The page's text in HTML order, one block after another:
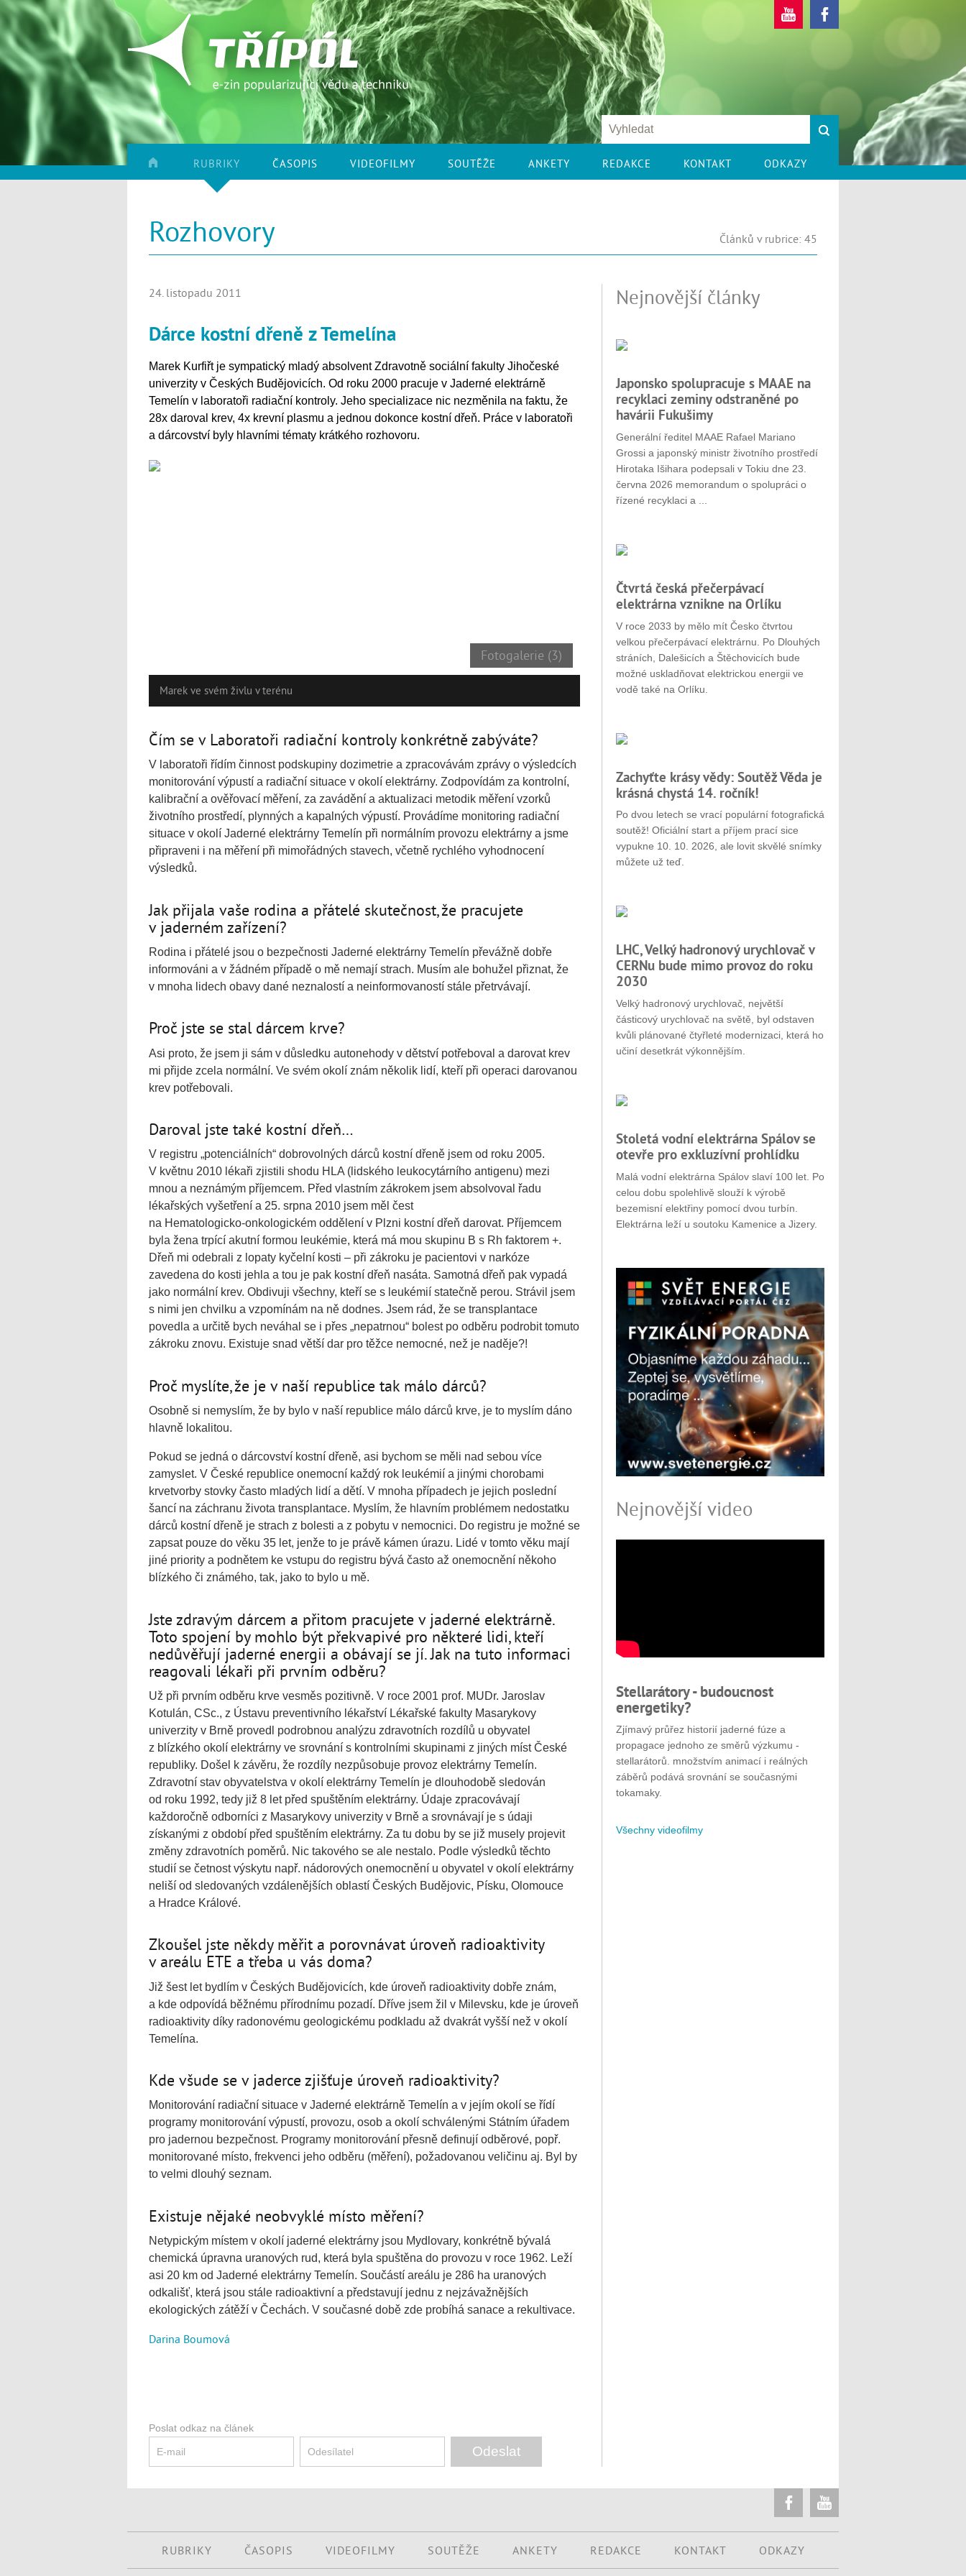
RUBRIKY ČASOPIS VIDEOFILMY SOUTĚŽE ANKETY REDAKCE KONTAKT ODKAZY
Rozhovory Článků v rubrice: 45
24. listopadu 2011
Dárce kostní dřeně z Temelína
Marek Kurfiřt je sympatický mladý absolvent Zdravotně sociální fakulty Jihočeské
univerzity v Českých Budějovicích. Od roku 2000 pracuje v Jaderné elektrárně
Temelín v laboratoři radiační kontroly. Jeho specializace nic nezměnila na faktu, že
28x daroval krev, 4x krevní plasmu a jednou dokonce kostní dřeň. Práce v laboratoři
a dárcovství byly hlavními tématy krátkého rozhovoru.
Fotogalerie (3)
Marek ve svém živlu v terénu
Čím se v Laboratoři radiační kontroly konkrétně zabýváte?
V laboratoři řídím činnost podskupiny dozimetrie a zpracovávám zprávy o výsledcích
monitorování výpustí a radiační situace v okolí elektrárny. Zodpovídám za kontrolní,
kalibrační a ověřovací měření, za zavádění a aktualizaci metodik měření vzorků
životního prostředí, plynných a kapalných výpustí. Provádíme monitoring radiační
situace v okolí Jaderné elektrárny Temelín při normálním provozu elektrárny a jsme
připraveni i na měření při mimořádných stavech, včetně rychlého vyhodnocení
výsledků.
Jak přijala vaše rodina a přátelé skutečnost, že pracujete
v jaderném zařízení?
Rodina i přátelé jsou o bezpečnosti Jaderné elektrárny Temelín převážně dobře
informováni a v žádném případě o mě nemají strach. Musím ale bohužel přiznat, že
v mnoha lidech obavy dané neznalostí a neinformovaností stále přetrvávají.
Proč jste se stal dárcem krve?
Asi proto, že jsem ji sám v důsledku autonehody v dětství potřeboval a darovat krev
mi přijde zcela normální. Ve svém okolí znám několik lidí, kteří při operaci darovanou
krev potřebovali.
Daroval jste také kostní dřeň…
V registru „potenciálních“ dobrovolných dárců kostní dřeně jsem od roku 2005.
V květnu 2010 lékaři zjistili shodu HLA (lidského leukocytárního antigenu) mezi
mnou a neznámým příjemcem. Před vlastním zákrokem jsem absolvoval řadu
lékařských vyšetření a 25. srpna 2010 jsem měl čest
na Hematologicko‑onkologickém oddělení v Plzni kostní dřeň darovat. Příjemcem
byla žena trpící akutní formou leukémie, která má mou skupinu B s Rh faktorem +.
Dřeň mi odebrali z lopaty kyčelní kosti – při zákroku je pacientovi v narkóze
zavedena do kosti jehla a tou je pak kostní dřeň nasáta. Samotná dřeň pak vypadá
jako normální krev. Obdivuji všechny, kteří se s leukémií statečně perou. Strávil jsem
s nimi jen chvilku a vzpomínám na ně dodnes. Jsem rád, že se transplantace
povedla a určitě bych neváhal se i přes „nepatrnou“ bolest po odběru podrobit tomuto
zákroku znovu. Existuje snad větší dar pro těžce nemocné, než je naděje?!
Proč myslíte, že je v naší republice tak málo dárců?
Osobně si nemyslím, že by bylo v naší republice málo dárců krve, je to myslím dáno
hlavně lokalitou.
Pokud se jedná o dárcovství kostní dřeně, asi bychom se měli nad sebou více
zamyslet. V České republice onemocní každý rok leukémií a jinými chorobami
krvetvorby stovky často mladých lidí a dětí. V mnoha případech je jejich poslední
šancí na záchranu života transplantace. Myslím, že hlavním problémem nedostatku
dárců kostní dřeně je strach z bolesti a z pobytu v nemocnici. Do registru je možné se
zapsat pouze do věku 35 let, jenže to je právě kámen úrazu. Lidé v tomto věku mají
jiné priority a podnětem ke vstupu do registru bývá často až onemocnění někoho
blízkého či známého, tak, jako to bylo u mě.
Jste zdravým dárcem a přitom pracujete v jaderné elektrárně.
Toto spojení by mohlo být překvapivé pro některé lidi, kteří
nedůvěřují jaderné energii a obávají se jí. Jak na tuto informaci
reagovali lékaři při prvním odběru?
Už při prvním odběru krve vesměs pozitivně. V roce 2001 prof. MUDr. Jaroslav
Kotulán, CSc., z Ústavu preventivního lékařství Lékařské fakulty Masarykovy
univerzity v Brně provedl podrobnou analýzu zdravotních rozdílů u obyvatel
z blízkého okolí elektrárny ve srovnání s kontrolními skupinami z jiných míst České
republiky. Došel k závěru, že rozdíly nezpůsobuje provoz elektrárny Temelín.
Zdravotní stav obyvatelstva v okolí elektrárny Temelín je dlouhodobě sledován
od roku 1992, tedy již 8 let před spuštěním elektrárny. Údaje zpracovávají
každoročně odborníci z Masarykovy univerzity v Brně a srovnávají je s údaji
získanými z období před spuštěním elektrárny. Za tu dobu by se již musely projevit
změny zdravotních poměrů. Nic takového se ale nestalo. Podle výsledků těchto
studií se četnost výskytu např. nádorových onemocnění u obyvatel v okolí elektrárny
neliší od sledovaných vzdálenějších oblastí Českých Budějovic, Písku, Olomouce
a Hradce Králové.
Zkoušel jste někdy měřit a porovnávat úroveň radioaktivity
v areálu ETE a třeba u vás doma?
Již šest let bydlím v Českých Budějovicích, kde úroveň radioaktivity dobře znám,
a kde odpovídá běžnému přírodnímu pozadí. Dříve jsem žil v Milevsku, kde je úroveň
radioaktivity díky radonovému geologickému podkladu až dvakrát vyšší než v okolí
Temelína.
Kde všude se v jaderce zjišťuje úroveň radioaktivity?
Monitorování radiační situace v Jaderné elektrárně Temelín a v jejím okolí se řídí
programy monitorování výpustí, provozu, osob a okolí schválenými Státním úřadem
pro jadernou bezpečnost. Programy monitorování přesně definují odběrové, popř.
monitorované místo, frekvenci jeho odběru (měření), požadovanou veličinu aj. Byl by
to velmi dlouhý seznam.
Existuje nějaké neobvyklé místo měření?
Netypickým místem v okolí jaderné elektrárny jsou Mydlovary, konkrétně bývalá
chemická úpravna uranových rud, která byla spuštěna do provozu v roce 1962. Leží
asi 20 km od Jaderné elektrárny Temelín. Součástí areálu je 286 ha uranových
odkališť, která jsou stále radioaktivní a představují jednu z nejzávažnějších
ekologických zátěží v Čechách. V současné době zde probíhá sanace a rekultivace.
Darina Boumová
Poslat odkaz na článek
Nejnovější články
Japonsko spolupracuje s MAAE na
recyklaci zeminy odstraněné po
havárii Fukušimy
Generální ředitel MAAE Rafael Mariano
Grossi a japonský ministr životního prostředí
Hirotaka Išihara podepsali v Tokiu dne 23.
června 2026 memorandum o spolupráci o
řízené recyklaci a ...
Čtvrtá česká přečerpávací
elektrárna vznikne na Orlíku
V roce 2033 by mělo mít Česko čtvrtou
velkou přečerpávací elektrárnu. Po Dlouhých
stráních, Dalešicích a Štěchovicích bude
možné uskladňovat elektrickou energii ve
vodě také na Orlíku.
Zachyťte krásy vědy: Soutěž Věda je
krásná chystá 14. ročník!
Po dvou letech se vrací populární fotografická
soutěž! Oficiální start a příjem prací sice
vypukne 10. 10. 2026, ale lovit skvělé snímky
můžete už teď.
LHC, Velký hadronový urychlovač v
CERNu bude mimo provoz do roku
2030
Velký hadronový urychlovač, největší
částicový urychlovač na světě, byl odstaven
kvůli plánované čtyřleté modernizaci, která ho
učiní desetkrát výkonnějším.
Stoletá vodní elektrárna Spálov se
otevře pro exkluzívní prohlídku
Malá vodní elektrárna Spálov slaví 100 let. Po
celou dobu spolehlivě slouží k výrobě
bezemisní elektřiny pomocí dvou turbín.
Elektrárna leží u soutoku Kamenice a Jizery.
Nejnovější video
Stellarátory - budoucnost
energetiky?
Zjímavý průřez historií jaderné fúze a
propagace jednoho ze směrů výzkumu -
stellarátorů. množstvím animací i reálných
záběrů podává srovnání se současnými
tokamaky.
Všechny videofilmy
RUBRIKY ČASOPIS VIDEOFILMY SOUTĚŽE ANKETY REDAKCE KONTAKT ODKAZY